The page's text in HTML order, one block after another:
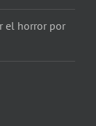
el horror por